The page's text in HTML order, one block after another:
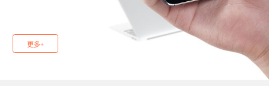
更多+